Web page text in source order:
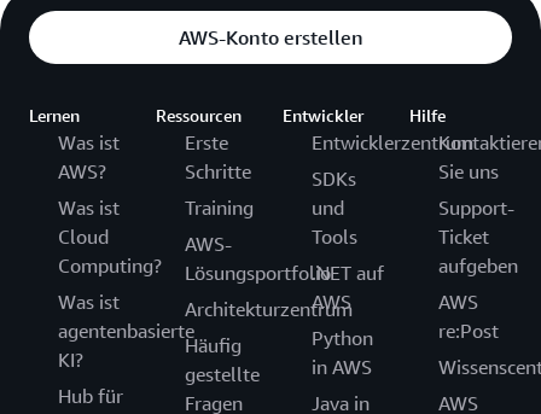
AWS-Konto erstellen
Lernen
Was ist
AWS?
Was ist
Cloud
Computing?
Was ist
agentenbasierte
KI?
Hub für
Ressourcen
Erste
Schritte
Training
AWS-
Lösungsportfolio
Architekturzentrum
Häufig
gestellte
Fragen
Entwickler
Entwicklerzentrum
SDKs
und
Tools
.NET auf
AWS
Python
in AWS
Java in
Hilfe
Sie uns
Support-
Ticket
aufgeben
AWS
re:Post
AWS